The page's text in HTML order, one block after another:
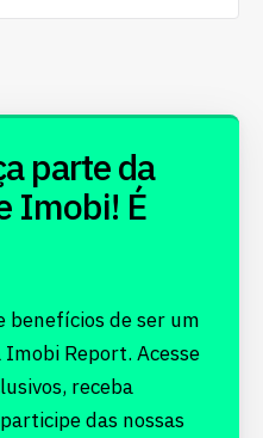
parte da
Imobi! É
benefícios de ser um
Report. Acesse
receba
das nossas